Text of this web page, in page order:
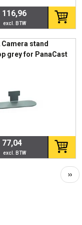
116,96
Camera stand
grey for PanaCast
77,04
››